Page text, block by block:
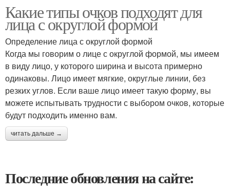
Какие типы очков подходят для
лица с округлой формой
Определение лица с округлой формой
Когда мы говорим о лице с округлой формой, мы имеем
в виду лицо, у которого ширина и высота примерно
одинаковы. Лицо имеет мягкие, округлые линии, без
резких углов. Если ваше лицо имеет такую форму, вы
можете испытывать трудности с выбором очков, которые
будут подходить именно вам.
читать дальше →
Последние обновления на сайте: